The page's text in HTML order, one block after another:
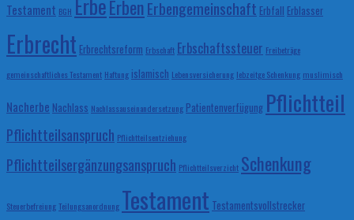
Testament BGH ErbeErben Erbengemeinschaft Erbfall Erblasser
Erbrecht Erbrechtsreform Erbschaft Erbschaftssteuer Freibeträge
gemeinschaftliches Testament Haftung islamisch Lebensversicherung lebzeitge Schenkung muslimisch
Nacherbe Nachlass Nachlassauseinandersetzung Patientenverfügung Pflichtteil
Pflichtteilsanspruch Pflichtteilsentziehung
Pflichtteilsergänzungsanspruch Pflichtteilsverzicht Schenkung
SteuerbefreiungTeilungsanordnung Testament Testamentsvollstrecker